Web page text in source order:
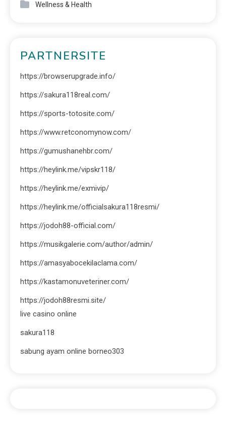
Wellness & Health
PARTNERSITE
https://browserupgrade.info/
https://sakura118real.com/
https://sports-totosite.com/
https://www.retconomynow.com/
https://gumushanehbr.com/
https://heylink.me/vipskr118/
https://heylink.me/exmivip/
https://heylink.me/officialsakura118resmi/
https://jodoh88-official.com/
https://musikgalerie.com/author/admin/
https://amasyabocekilaclama.com/
https://kastamonuveteriner.com/
https://jodoh88resmi.site/
live casino online
sakura118
sabung ayam online borneo303